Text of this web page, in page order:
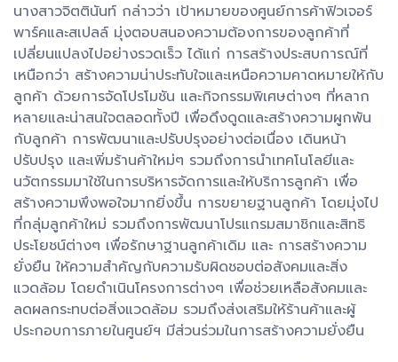
นางสาวจิตตินันท์ กล่าวว่า เป้าหมายของศูนย์การค้าฟิวเจอร์
พาร์คและสเปลล์ มุ่งตอบสนองความต้องการของลูกค้าที่
เปลี่ยนแปลงไปอย่างรวดเร็ว ได้แก่ การสร้างประสบการณ์ที่
เหนือกว่า สร้างความน่าประทับใจและเหนือความคาดหมายให้กับ
ลูกค้า ด้วยการจัดโปรโมชัน และกิจกรรมพิเศษต่างๆ ที่หลาก
หลายและน่าสนใจตลอดทั้งปี เพื่อดึงดูดและสร้างความผูกพัน
กับลูกค้า การพัฒนาและปรับปรุงอย่างต่อเนื่อง เดินหน้า
ปรับปรุง และเพิ่มร้านค้าใหม่ๆ รวมถึงการนำเทคโนโลยีและ
นวัตกรรมมาใช้ในการบริหารจัดการและให้บริการลูกค้า เพื่อ
สร้างความพึงพอใจมากยิ่งขึ้น การขยายฐานลูกค้า โดยมุ่งไป
ที่กลุ่มลูกค้าใหม่ รวมถึงการพัฒนาโปรแกรมสมาชิกและสิทธิ
ประโยชน์ต่างๆ เพื่อรักษาฐานลูกค้าเดิม และ การสร้างความ
ยั่งยืน ให้ความสำคัญกับความรับผิดชอบต่อสังคมและสิ่ง
แวดล้อม โดยดำเนินโครงการต่างๆ เพื่อช่วยเหลือสังคมและ
ลดผลกระทบต่อสิ่งแวดล้อม รวมถึงส่งเสริมให้ร้านค้าและผู้
ประกอบการภายในศูนย์ฯ มีส่วนร่วมในการสร้างความยั่งยืน